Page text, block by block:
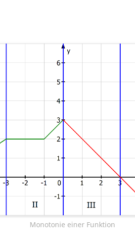
Monotonie einer Funktion